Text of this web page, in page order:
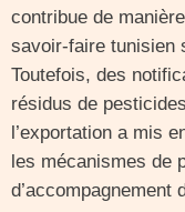
contribue de
savoir-faire tunisien
Toutefois, des
résidus de
l’exportation a mis
les mécanismes de
d’accompagnement